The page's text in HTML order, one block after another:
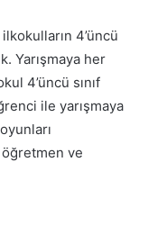
4’üncü
Yarışmaya her
4’üncü sınıf
ile yarışmaya
ve